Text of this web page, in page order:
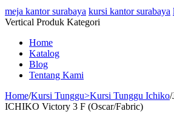
meja kantor surabaya kursi kantor surabaya
Vertical Produk Kategori
Home
Katalog
Blog
Tentang Kami
Home/Kursi Tunggu>Kursi Tunggu Ichiko/
ICHIKO Victory 3 F (Oscar/Fabric)